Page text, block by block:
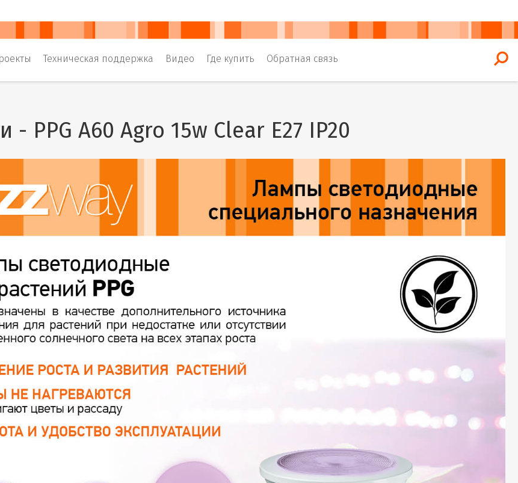
Техническая поддержка Видео Где купить Обратная связь
- PPG A60 Agro 15w Clear E27 IP20